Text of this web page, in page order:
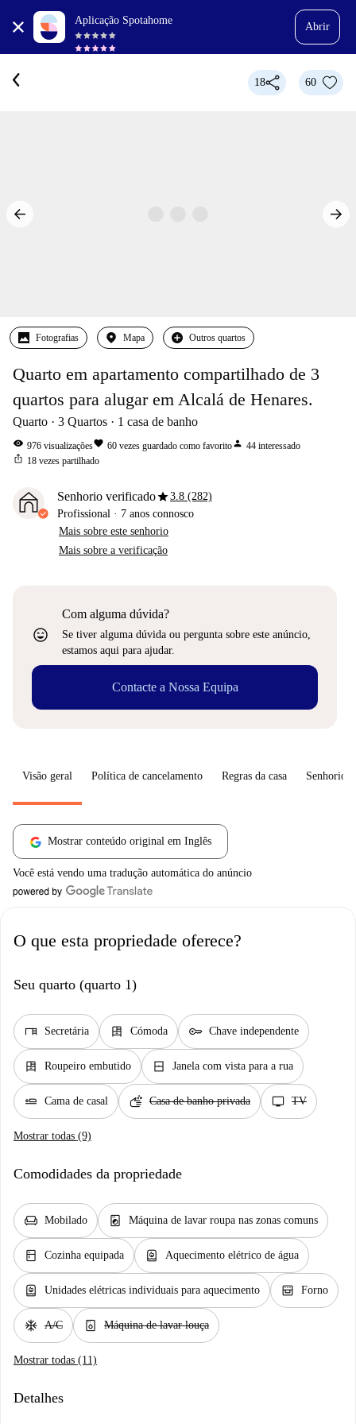
Aplicação Spotahome
Abrir
18 60
Fotografias Mapa Outros quartos
Quarto em apartamento compartilhado de 3
quartos para alugar em Alcalá de Henares.
Quarto 3 Quartos 1 casa de banho
visibility 976 visualizaçõesfavorite 60 vezes guardado como favoritoperson 44 interessado
ios_share 18 vezes partilhado
Senhorio verificadostar3.8 (282)
Profissional · 7 anos connosco
Mais sobre este senhorio
Mais sobre a verificação
sentiment_very_satisfied
Com alguma dúvida?
Se tiver alguma dúvida ou pergunta sobre este anúncio,
estamos aqui para ajudar.
Contacte a Nossa Equipa
Visão geral Política de cancelamento Regras da casa Senhorio
Mostrar conteúdo original em Inglês
Você está vendo uma tradução automática do anúncio
O que esta propriedade oferece?
Seu quarto (quarto 1)
desk Secretária dresser Cómoda key Chave independente
dresser Roupeiro embutido window_closed Janela com vista para a rua
airline_seat_flat Cama de casal soap Casa de banho privada tv TV
Mostrar todas (9)
Comodidades da propriedade
chair Mobilado local_laundry_service Máquina de lavar roupa nas zonas comuns
kitchen Cozinha equipada water_heater Aquecimento elétrico de água
water_heater Unidades elétricas individuais para aquecimento oven_gen Forno
ac_unit A/C dishwasher_gen Máquina de lavar louça
Mostrar todas (11)
Detalhes